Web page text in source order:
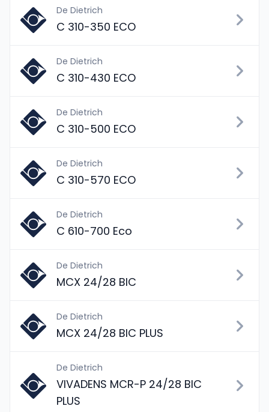
De Dietrich
C 310-350 ECO
De Dietrich
C 310-430 ECO
De Dietrich
C 310-500 ECO
De Dietrich
C 310-570 ECO
De Dietrich
C 610-700 Eco
De Dietrich
MCX 24/28 BIC
De Dietrich
MCX 24/28 BIC PLUS
De Dietrich
VIVADENS MCR-P 24/28 BIC
PLUS